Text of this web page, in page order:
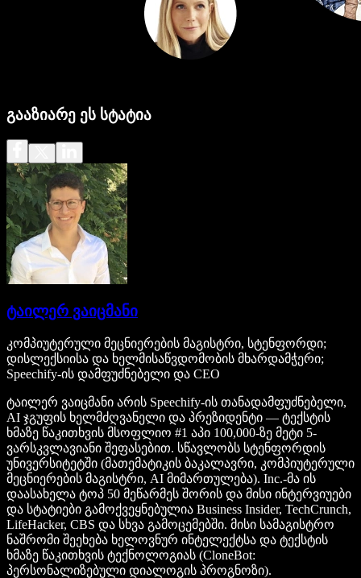
გააზიარე ეს სტატია
ტაილერ ვაიცმანი
კომპიუტერული მეცნიერების მაგისტრი, სტენფორდი;
დისლექსიისა და ხელმისაწვდომობის მხარდამჭერი;
Speechify-ის დამფუძნებელი და CEO
ტაილერ ვაიცმანი არის Speechify-ის თანადამფუძნებელი,
AI ჯგუფის ხელმძღვანელი და პრეზიდენტი — ტექსტის
ხმაზე წაკითხვის მსოფლიო #1 აპი 100,000-ზე მეტი 5-
ვარსკვლავიანი შეფასებით. სწავლობს სტენფორდის
უნივერსიტეტში (მათემატიკის ბაკალავრი, კომპიუტერული
მეცნიერების მაგისტრი, AI მიმართულება). Inc.-მა ის
დაასახელა ტოპ 50 მეწარმეს შორის და მისი ინტერვიუები
და სტატიები გამოქვეყნებულია Business Insider, TechCrunch,
LifeHacker, CBS და სხვა გამოცემებში. მისი სამაგისტრო
ნაშრომი შეეხება ხელოვნურ ინტელექტსა და ტექსტის
ხმაზე წაკითხვის ტექნოლოგიას (CloneBot:
პერსონალიზებული დიალოგის პროგნოზი).